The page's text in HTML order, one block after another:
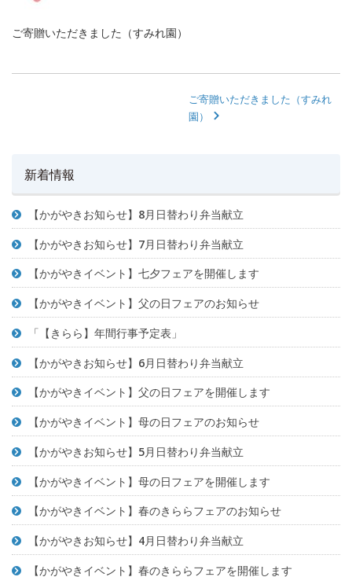
ご寄贈いただきました（すみれ園）
ご寄贈いただきました（すみれ
園）
新着情報
【かがやきお知らせ】8月日替わり弁当献立
【かがやきお知らせ】7月日替わり弁当献立
【かがやきイベント】七夕フェアを開催します
【かがやきイベント】父の日フェアのお知らせ
「【きらら】年間行事予定表」
【かがやきお知らせ】6月日替わり弁当献立
【かがやきイベント】父の日フェアを開催します
【かがやきイベント】母の日フェアのお知らせ
【かがやきお知らせ】5月日替わり弁当献立
【かがやきイベント】母の日フェアを開催します
【かがやきイベント】春のきららフェアのお知らせ
【かがやきお知らせ】4月日替わり弁当献立
【かがやきイベント】春のきららフェアを開催します